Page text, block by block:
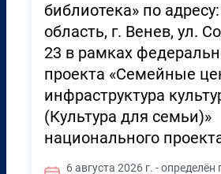
библиотека» по
область, г. Венев, ул.
23 в рамках
проекта «Семейные
инфраструктура
(Культура для семьи)»
национального
6 августа 2026 г. -